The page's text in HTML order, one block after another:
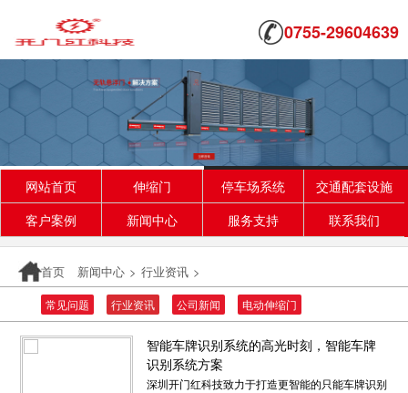
0755-29604639
网站首页 伸缩门 停车场系统
交通配套设施
客户案例
新闻中心 服务支持 联系我们
首页 新闻中心 > 行业资讯 >
常见问题 行业资讯 公司新闻 电动伸缩门
智能车牌识别系统的高光时刻，智能车牌
识别系统方案
深圳开门红科技致力于打造更智能的只能车牌识别